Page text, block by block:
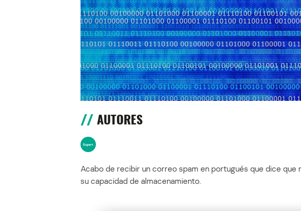
AUTORES
Acabo de recibir un correo spam en portugués que dice que
su capacidad de almacenamiento.